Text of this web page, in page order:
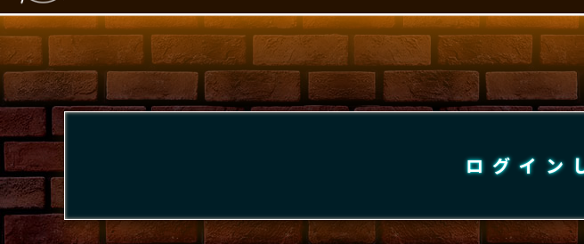
基本の遊び方
遊べる楽曲
PLAY DATA TOP EMBLEM
称号 プレー履歴 プ
ライバル一覧 逆ライバル一覧 ライ
大会参加 大会開催
LICENSE HIT CHART ORIGINAL HIT CHART
ログイン